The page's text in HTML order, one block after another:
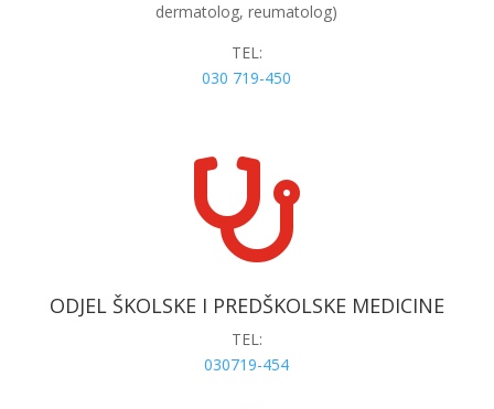
dermatolog, reumatolog)
TEL:
030 719-450

ODJEL ŠKOLSKE I PREDŠKOLSKE MEDICINE
TEL:
030719-454